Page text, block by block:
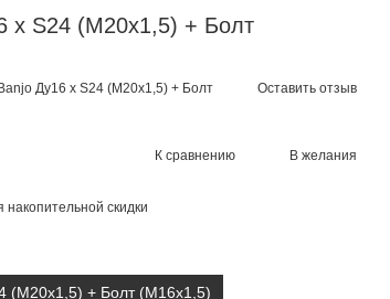
х S24 (М20х1,5) + Болт
Ду16 х S24 (М20х1,5) + Болт
Оставить отзыв
К сравнению В желания
скидки
(М20х1,5) + Болт (М16х1,5)